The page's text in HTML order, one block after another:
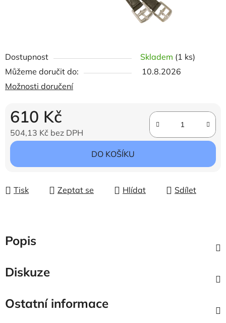
Dostupnost Skladem (1 ks)
Můžeme doručit do:
10.8.2026
Možnosti doručení
610 Kč
504,13 Kč bez DPH
Měrná cena:
DO KOŠÍKU
Tisk Zeptat se Hlídat Sdílet
Popis
Diskuze
Ostatní informace